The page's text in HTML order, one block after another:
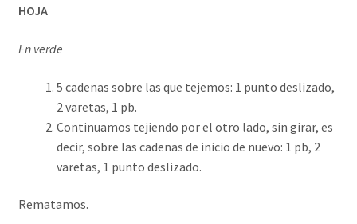
HOJA
En verde
5 cadenas sobre las que tejemos: 1 punto deslizado,
2 varetas, 1 pb.
Continuamos tejiendo por el otro lado, sin girar, es
decir, sobre las cadenas de inicio de nuevo: 1 pb, 2
varetas, 1 punto deslizado.
Rematamos.